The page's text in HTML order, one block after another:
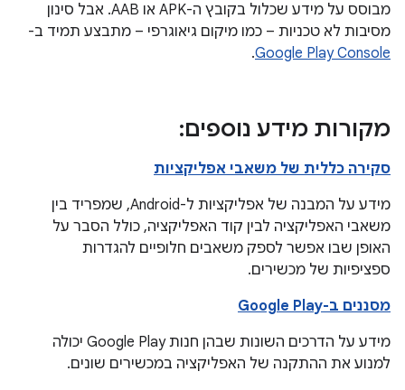
מבוסס על מידע שכלול בקובץ ה-APK או AAB. אבל סינון
מסיבות לא טכניות – כמו מיקום גיאוגרפי – מתבצע תמיד ב-
Google Play Console
.
מקורות מידע נוספים:
סקירה כללית של משאבי אפליקציות
מידע על המבנה של אפליקציות ל-Android, שמפריד בין
משאבי האפליקציה לבין קוד האפליקציה, כולל הסבר על
האופן שבו אפשר לספק משאבים חלופיים להגדרות
ספציפיות של מכשירים.
מסננים ב-Google Play
מידע על הדרכים השונות שבהן חנות Google Play יכולה
למנוע את ההתקנה של האפליקציה במכשירים שונים.